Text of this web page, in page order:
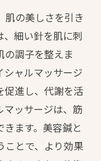
肌の美しさを引き
、細い針を肌に刺
の調子を整えま
シャルマッサージ
促進し、代謝を活
ッサージは、筋
ます。美容鍼と
ことで、より効果